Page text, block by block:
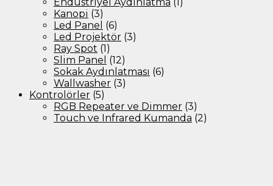
Kanopi (3)
Led Panel (6)
Led Projektör (3)
Ray Spot (1)
Slim Panel (12)
Sokak Aydınlatması (6)
Wallwasher (3)
Kontrolörler (5)
RGB Repeater ve Dimmer (3)
Touch ve Infrared Kumanda (2)